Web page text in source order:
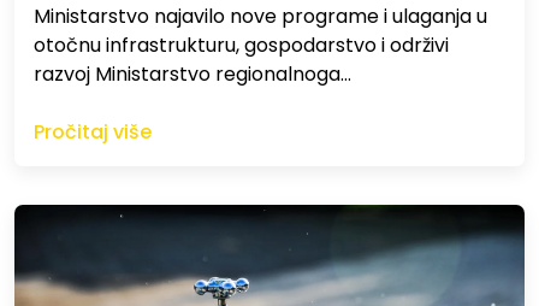
Ministarstvo najavilo nove programe i ulaganja u
otočnu infrastrukturu, gospodarstvo i održivi
razvoj Ministarstvo regionalnoga…
Pročitaj više